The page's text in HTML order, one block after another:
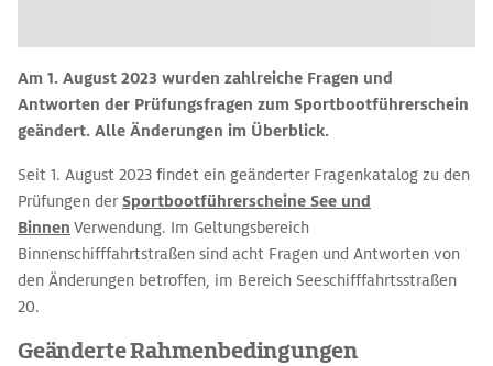
Am 1. August 2023 wurden zahlreiche Fragen und
Antworten der Prüfungsfragen zum Sportbootführerschein
geändert. Alle Änderungen im Überblick.
Seit 1. August 2023 findet ein geänderter Fragenkatalog zu den
Prüfungen derSportbootführerscheine See und
Binnen Verwendung. Im Geltungsbereich
Binnenschifffahrtstraßen sind acht Fragen und Antworten von
den Änderungen betroffen, im Bereich Seeschifffahrtsstraßen
20.
Geänderte Rahmenbedingungen